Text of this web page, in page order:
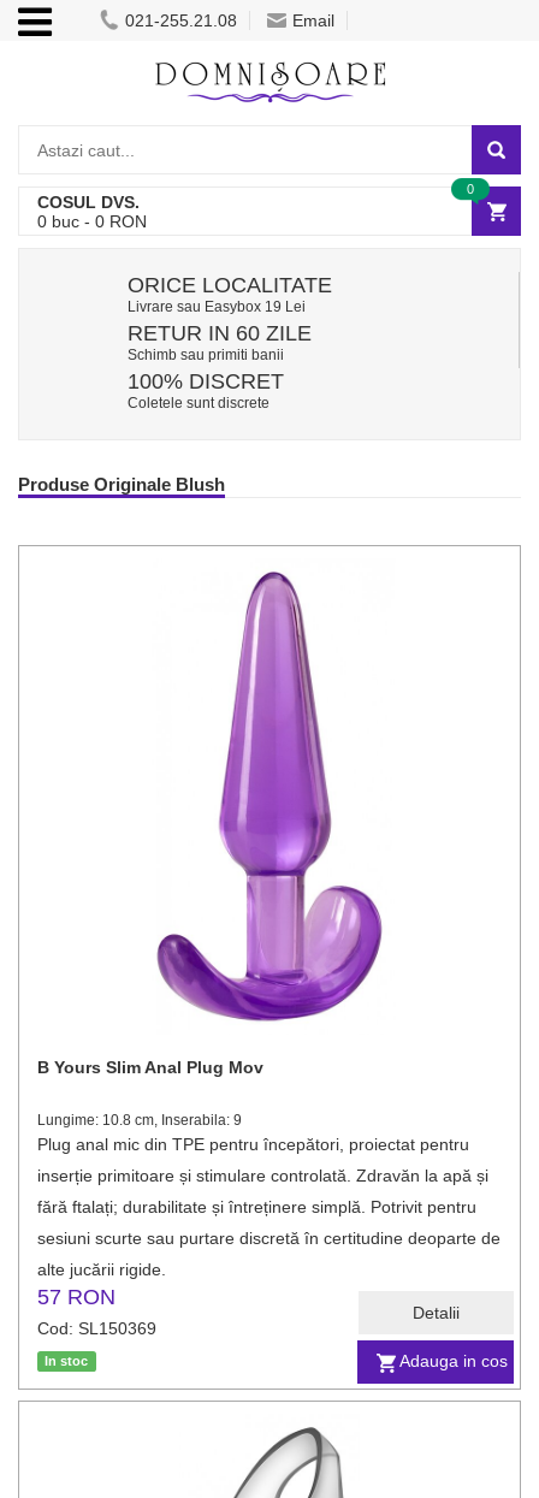
021-255.21.08 Email
COSUL DVS.
0 buc - 0 RON
0
ORICE LOCALITATE
Livrare sau Easybox 19 Lei
RETUR IN 60 ZILE
Schimb sau primiti banii
100% DISCRET
Coletele sunt discrete
Produse Originale Blush
Adauga in cos
Detalii
B Yours Slim Anal Plug Mov
Lungime: 10.8 cm, Inserabila: 9
Plug anal mic din TPE pentru începători, proiectat pentru
inserție primitoare și stimulare controlată. Zdravăn la apă și
fără ftalați; durabilitate și întreținere simplă. Potrivit pentru
sesiuni scurte sau purtare discretă în certitudine deoparte de
alte jucării rigide.
57 RON
Cod: SL150369
In stoc